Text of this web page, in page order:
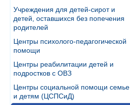
Учреждения для детей-сирот и
детей, оставшихся без попечения
родителей
Центры психолого-педагогической
помощи
Центры реабилитации детей и
подростков с ОВЗ
Центры социальной помощи семье
и детям (ЦСПСиД)